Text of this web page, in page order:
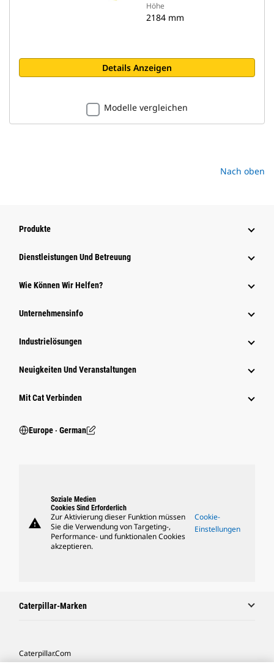
Höhe
2184 mm
Details Anzeigen
Modelle vergleichen
Nach oben
Produkte
Dienstleistungen Und Betreuung
Wie Können Wir Helfen?
Unternehmensinfo
Industrielösungen
Neuigkeiten Und Veranstaltungen
Mit Cat Verbinden
Europe ‧ German
warning
Soziale Medien
Cookies Sind Erforderlich
Zur Aktivierung dieser Funktion müssen
Sie die Verwendung von Targeting-,
Performance- und funktionalen Cookies
akzeptieren.
Cookie-
Einstellungen
Caterpillar-Marken
Caterpillar.com